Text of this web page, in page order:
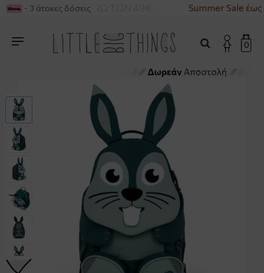
ΓΙΑ ΑΓΟΡΕΣ ΑΝΩ ΤΩΝ 49€ Summer Sale έως
- 3 άτοκες δόσεις
0